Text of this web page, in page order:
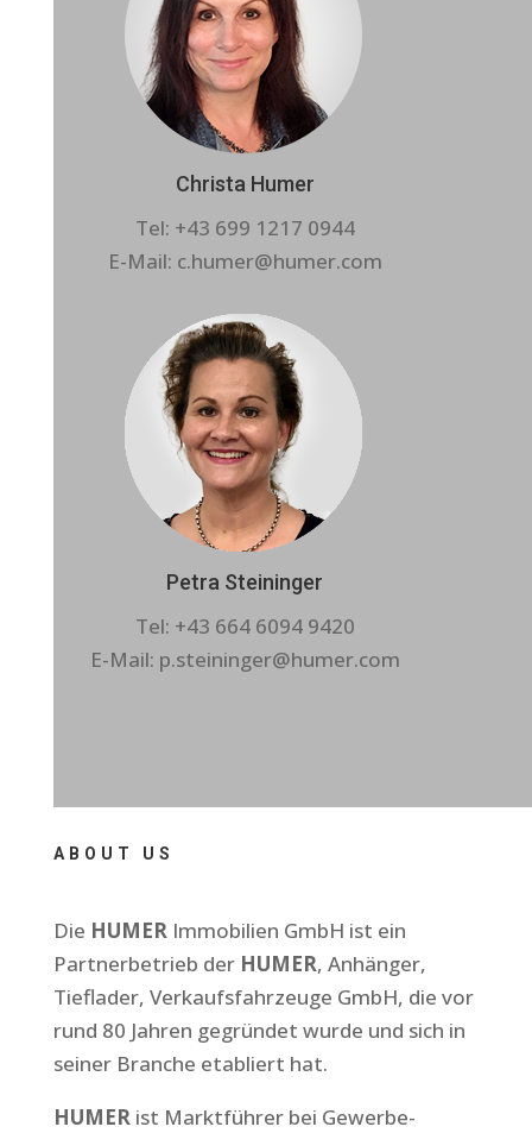
Christa Humer
Tel: +43 699 1217 0944
E-Mail: c.humer@humer.com
Petra Steininger
Tel: +43 664 6094 9420
E-Mail: p.steininger@humer.com
ABOUT US
Die HUMERImmobilien GmbH ist ein
Partnerbetrieb der HUMER, Anhänger,
Tieflader, Verkaufsfahrzeuge GmbH, die vor
rund 80 Jahren gegründet wurde und sich in
seiner Branche etabliert hat.
HUMERist Marktführer bei Gewerbe-